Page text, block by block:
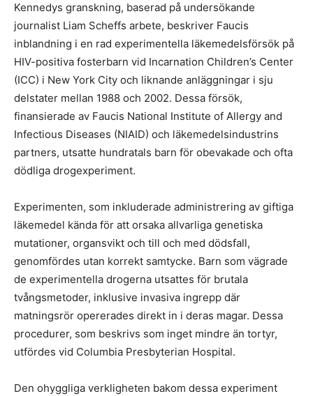
Kennedys granskning, baserad på undersökande
journalist Liam Scheffs arbete, beskriver Faucis
inblandning i en rad experimentella läkemedelsförsök på
HIV-positiva fosterbarn vid Incarnation Children’s Center
(ICC) i New York City och liknande anläggningar i sju
delstater mellan 1988 och 2002. Dessa försök,
finansierade av Faucis National Institute of Allergy and
Infectious Diseases (NIAID) och läkemedelsindustrins
partners, utsatte hundratals barn för obevakade och ofta
dödliga drogexperiment.
Experimenten, som inkluderade administrering av giftiga
läkemedel kända för att orsaka allvarliga genetiska
mutationer, organsvikt och till och med dödsfall,
genomfördes utan korrekt samtycke. Barn som vägrade
de experimentella drogerna utsattes för brutala
tvångsmetoder, inklusive invasiva ingrepp där
matningsrör opererades direkt in i deras magar. Dessa
procedurer, som beskrivs som inget mindre än tortyr,
utfördes vid Columbia Presbyterian Hospital.
Den ohyggliga verkligheten bakom dessa experiment